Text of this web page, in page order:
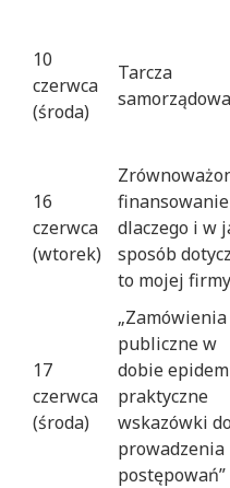
10
czerwca
(środa)
Tarcza
samorządowa
16
czerwca
(wtorek)
dlaczego i w
sposób
to mojej
17
czerwca
(środa)
„Zamówienia
publiczne w
dobie
praktyczne
wskazówki
prowadzenia
postępowań”